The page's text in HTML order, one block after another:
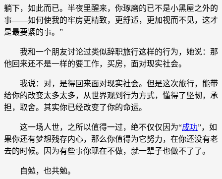
躺下，如此而已。半夜里醒来，你琢磨的已不是小黑屋之外的
事——如何使我的牢房更精致，更舒适，更加视而不见，这才
是最要紧的事。”
我和一个朋友讨论过类似辞职旅行这样的行为，她说：那
他回来还不是一样的要工作，买房，面对现实社会。
我说：对，是得回来面对现实社会。但是这次旅行，能带
给你的改变太多太多，从世界观到行为方式，懂得了坚韧，承
担，取舍。其实你已经改变了你的命运。
这一场人世，之所以值得一过，绝不仅仅因为“成功”，如
果你还有梦想残存内心，那么你值得为它努力，在你还没有老
去的时候。因为有些事你现在不做，就一辈子也做不了了。
自勉，也共勉。